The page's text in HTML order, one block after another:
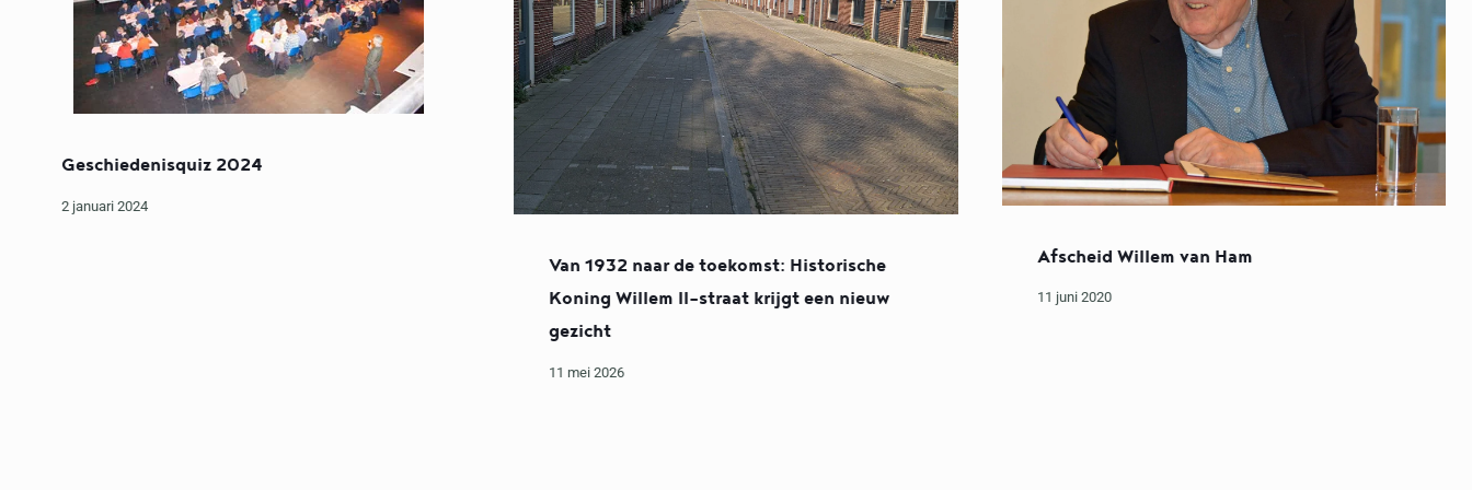
Geschiedenisquiz 2024
2 januari 2024
Van 1932 naar de toekomst: Historische
Koning Willem II-straat krijgt een nieuw
gezicht
11 mei 2026
Afscheid Willem van Ham
11 juni 2020